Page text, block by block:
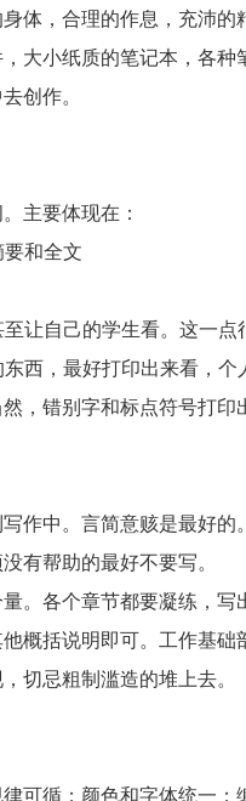
体，合理的作息，充沛的
大小纸质的笔记本，各
创作。
主要体现在：
和全文
让自己的学生看。这一点
西，最好打印出来看，个
，错别字和标点符号打印
作中。言简意赅是最好的
有帮助的最好不要写。
。各个章节都要凝练，写
概括说明即可。工作基础
切忌粗制滥造的堆上去。
可循；颜色和字体统一；